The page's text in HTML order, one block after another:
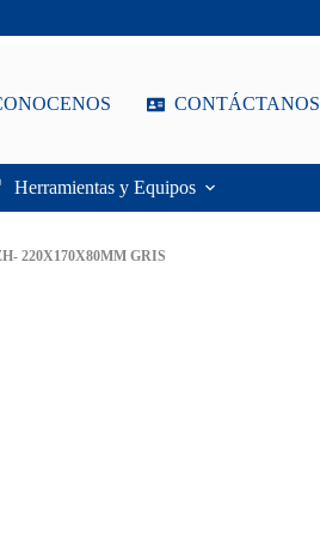
CONTÁCTANOS
Herramientas y Equipos
220X170X80MM GRIS